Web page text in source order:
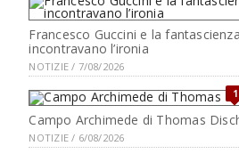
Francesco Guccini e la
incontravano l’ironia
NOTIZIE / 7/08/2026
1
Campo Archimede di Thomas
NOTIZIE / 6/08/2026